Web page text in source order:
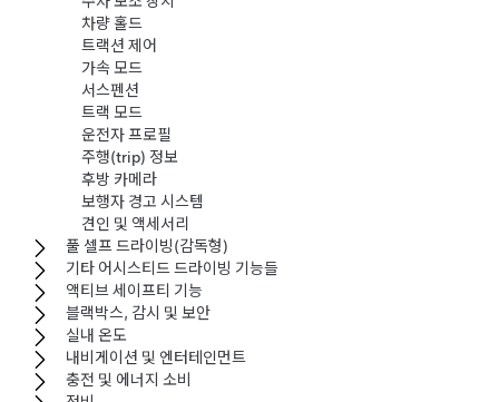
차량 홀드
트랙션 제어
가속 모드
서스펜션
트랙 모드
운전자 프로필
주행(trip) 정보
후방 카메라
보행자 경고 시스템
견인 및 액세서리
풀 셀프 드라이빙(감독형)
기타 어시스티드 드라이빙 기능들
액티브 세이프티 기능
블랙박스, 감시 및 보안
실내 온도
내비게이션 및 엔터테인먼트
충전 및 에너지 소비